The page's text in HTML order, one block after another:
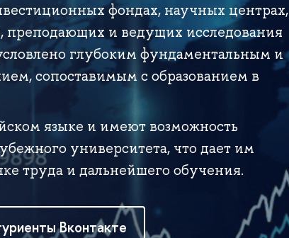
фондах, научных центрах,
преподающих и ведущих исследования
глубоким фундаментальным и
сопоставимым с образованием в
языке и имеют возможность
университета, что дает им
труда и дальнейшего обучения.
Вконтакте